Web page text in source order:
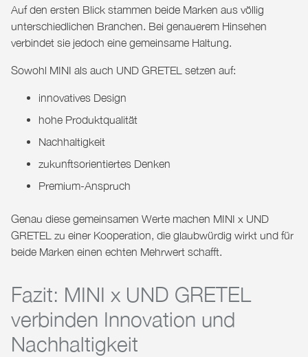
Auf den ersten Blick stammen beide Marken aus völlig
unterschiedlichen Branchen. Bei genauerem Hinsehen
verbindet sie jedoch eine gemeinsame Haltung.
Sowohl MINI als auch UND GRETEL setzen auf:
innovatives Design
hohe Produktqualität
Nachhaltigkeit
zukunftsorientiertes Denken
Premium-Anspruch
Genau diese gemeinsamen Werte machen MINI x UND
GRETEL zu einer Kooperation, die glaubwürdig wirkt und für
beide Marken einen echten Mehrwert schafft.
Fazit: MINI x UND GRETEL
verbinden Innovation und
Nachhaltigkeit